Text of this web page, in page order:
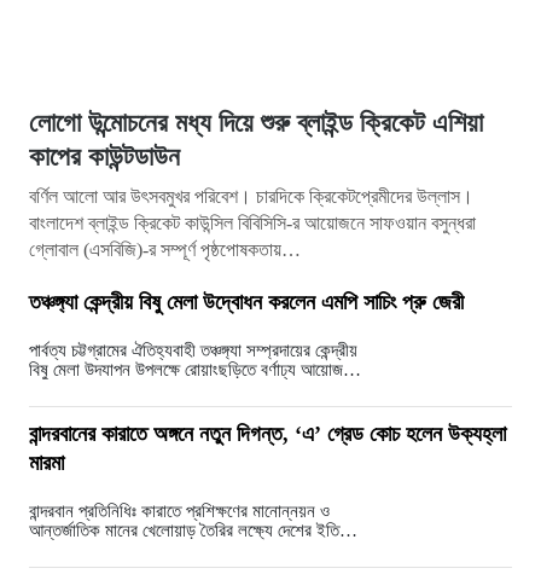
লোগো উন্মোচনের মধ্য দিয়ে শুরু ব্লাইন্ড ক্রিকেট এশিয়া
কাপের কাউন্টডাউন
বর্ণিল আলো আর উৎসবমুখর পরিবেশ। চারদিকে ক্রিকেটপ্রেমীদের উল্লাস।
বাংলাদেশ ব্লাইন্ড ক্রিকেট কাউন্সিল বিবিসিসি-র আয়োজনে সাফওয়ান বসুন্ধরা
গ্লোবাল (এসবিজি)-র সম্পূর্ণ পৃষ্ঠপোষকতায়…
তঞ্চঙ্গ্যা কেন্দ্রীয় বিষু মেলা উদ্বোধন করলেন এমপি সাচিং প্রু জেরী
পার্বত্য চট্টগ্রামের ঐতিহ্যবাহী তঞ্চঙ্গ্যা সম্প্রদায়ের কেন্দ্রীয়
বিষু মেলা উদযাপন উপলক্ষে রোয়াংছড়িতে বর্ণাঢ্য আয়োজনের
বান্দরবানের কারাতে অঙ্গনে নতুন দিগন্ত, ‘এ’ গ্রেড কোচ হলেন উক্যহ্লা
মারমা
বান্দরবান প্রতিনিধিঃ কারাতে প্রশিক্ষণের মানোন্নয়ন ও
আন্তর্জাতিক মানের খেলোয়াড় তৈরির লক্ষ্যে দেশের ইতিহাসে